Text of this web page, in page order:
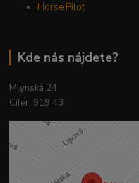
Horse Pilot
Kde nás nájdete?
Mlynská 24
Cífer, 919 43